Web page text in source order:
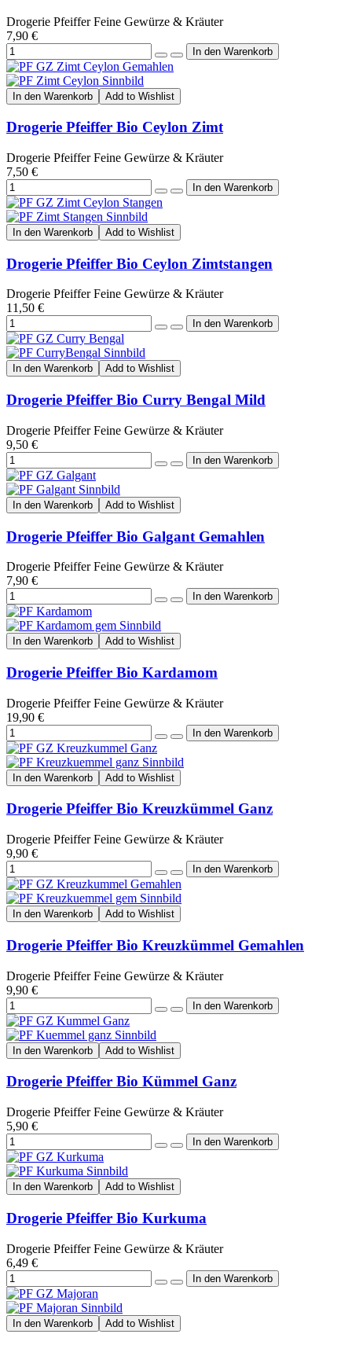
Drogerie Pfeiffer Feine Gewürze & Kräuter
7,90 €
In den Warenkorb Add to Wishlist
Drogerie Pfeiffer Bio Ceylon Zimt
Drogerie Pfeiffer Feine Gewürze & Kräuter
7,50 €
In den Warenkorb Add to Wishlist
Drogerie Pfeiffer Bio Ceylon Zimtstangen
Drogerie Pfeiffer Feine Gewürze & Kräuter
11,50 €
In den Warenkorb Add to Wishlist
Drogerie Pfeiffer Bio Curry Bengal Mild
Drogerie Pfeiffer Feine Gewürze & Kräuter
9,50 €
In den Warenkorb Add to Wishlist
Drogerie Pfeiffer Bio Galgant Gemahlen
Drogerie Pfeiffer Feine Gewürze & Kräuter
7,90 €
In den Warenkorb Add to Wishlist
Drogerie Pfeiffer Bio Kardamom
Drogerie Pfeiffer Feine Gewürze & Kräuter
19,90 €
In den Warenkorb Add to Wishlist
Drogerie Pfeiffer Bio Kreuzkümmel Ganz
Drogerie Pfeiffer Feine Gewürze & Kräuter
9,90 €
In den Warenkorb Add to Wishlist
Drogerie Pfeiffer Bio Kreuzkümmel Gemahlen
Drogerie Pfeiffer Feine Gewürze & Kräuter
9,90 €
In den Warenkorb Add to Wishlist
Drogerie Pfeiffer Bio Kümmel Ganz
Drogerie Pfeiffer Feine Gewürze & Kräuter
5,90 €
In den Warenkorb Add to Wishlist
Drogerie Pfeiffer Bio Kurkuma
Drogerie Pfeiffer Feine Gewürze & Kräuter
6,49 €
In den Warenkorb Add to Wishlist